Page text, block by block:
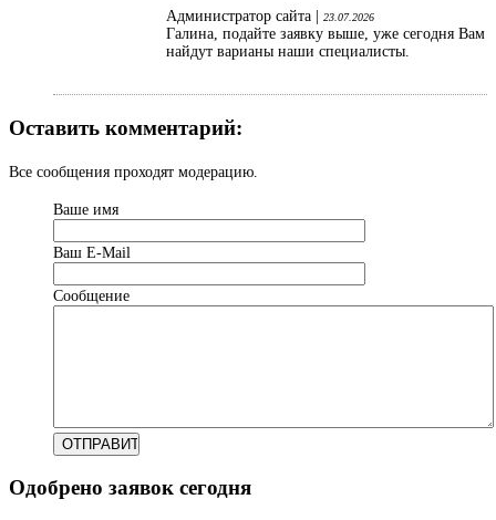
Администратор сайта | 23.07.2026
Галина, подайте заявку выше, уже сегодня Вам
найдут варианы наши специалисты.
Оставить комментарий:
Все сообщения проходят модерацию.
Ваше имя
Ваш Е-Mail
Сообщение
Одобрено заявок сегодня